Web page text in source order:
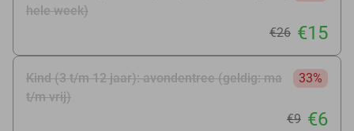
hele week)
€26 €15
Kind (3 t/m 12 jaar): avondentree (geldig: ma
t/m vrij)
33%
€9 €6